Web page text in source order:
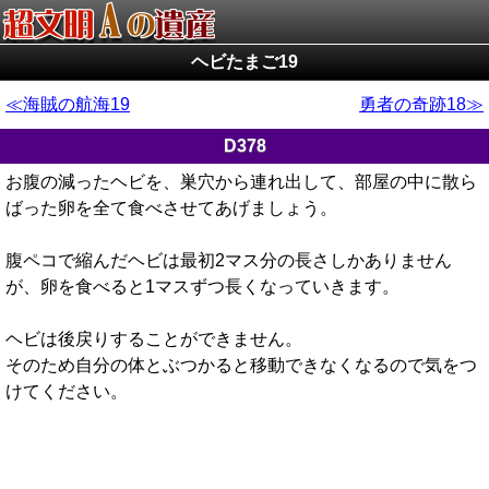
ヘビたまご19
海賊の航海19 勇者の奇跡18
D378
お腹の減ったヘビを、巣穴から連れ出して、部屋の中に散ら
ばった卵を全て食べさせてあげましょう。
腹ペコで縮んだヘビは最初2マス分の長さしかありません
が、卵を食べると1マスずつ長くなっていきます。
ヘビは後戻りすることができません。
そのため自分の体とぶつかると移動できなくなるので気をつ
けてください。